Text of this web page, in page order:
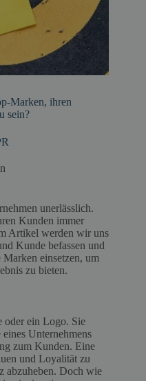
Marken, ihren
sein?
unerlässlich.
Kunden immer
Artikel werden wir uns
Kunde befassen und
einsetzen, um
zu bieten.
oder ein Logo. Sie
Unternehmens
zum Kunden. Eine
und Loyalität zu
abzuheben. Doch wie